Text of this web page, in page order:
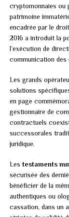
cryptomonnaies ou
patrimoine
encadrée par le
2016 a introduit la
l’exécution de
communication des
Les grands
solutions
en page
gestionnaire de
contractuels
successorales
juridique.
Les testaments
sécurisée des
bénéficier de la
authentiques ou
cassation, dans un